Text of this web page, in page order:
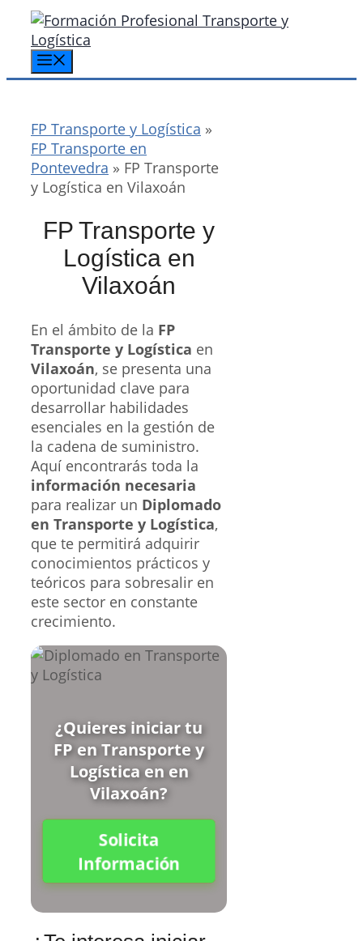
Saltar
contenido
FP Transporte y Logística »
FP Transporte en
Pontevedra » FP Transporte
y Logística en Vilaxoán
FP Transporte y
Logística en
Vilaxoán
En el ámbito de la FP
Transporte y Logística en
Vilaxoán, se presenta una
oportunidad clave para
desarrollar habilidades
esenciales en la gestión de
la cadena de suministro.
Aquí encontrarás toda la
información necesaria
para realizar un Diplomado
en Transporte y Logística,
que te permitirá adquirir
conocimientos prácticos y
teóricos para sobresalir en
este sector en constante
crecimiento.
¿Quieres iniciar tu
FP en Transporte y
Logística en en
Vilaxoán?
Solicita
Información